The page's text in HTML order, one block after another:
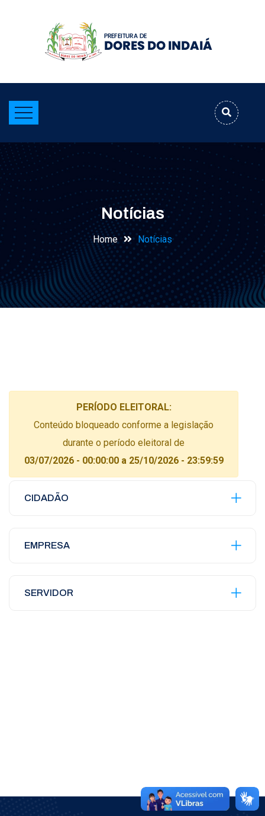
Notícias
Home Notícias
PERÍODO ELEITORAL:
Conteúdo bloqueado conforme a legislação
durante o período eleitoral de
03/07/2026 - 00:00:00 a 25/10/2026 - 23:59:59
CIDADÃO
EMPRESA
SERVIDOR